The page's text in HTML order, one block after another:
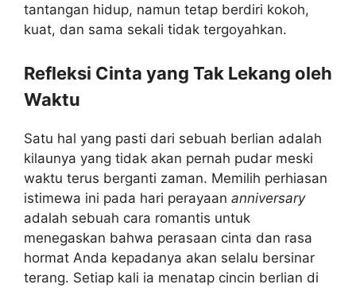
tantangan hidup, namun tetap berdiri kokoh,
kuat, dan sama sekali tidak tergoyahkan.
Refleksi Cinta yang Tak Lekang oleh
Waktu
Satu hal yang pasti dari sebuah berlian adalah
kilaunya yang tidak akan pernah pudar meski
waktu terus berganti zaman. Memilih perhiasan
istimewa ini pada hari perayaan anniversary
adalah sebuah cara romantis untuk
menegaskan bahwa perasaan cinta dan rasa
hormat Anda kepadanya akan selalu bersinar
terang. Setiap kali ia menatap cincin berlian di